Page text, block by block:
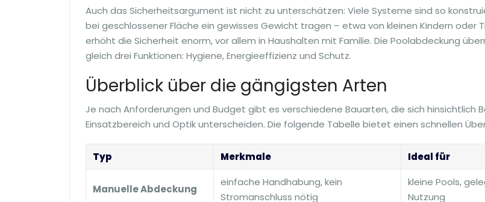
Auch das Sicherheitsargument ist nicht zu unterschätzen: Viele Systeme sind so
bei geschlossener Fläche ein gewisses Gewicht tragen – etwa von kleinen Kindern oder
erhöht die Sicherheit enorm, vor allem in Haushalten mit Familie. Die Poolabdeckung
gleich drei Funktionen: Hygiene, Energieeffizienz und Schutz.
Überblick über die gängigsten Arten
Je nach Anforderungen und Budget gibt es verschiedene Bauarten, die sich hinsichtlich
Einsatzbereich und Optik unterscheiden. Die folgende Tabelle bietet einen schnellen
Typ Merkmale Ideal für
Manuelle Abdeckung
einfache Handhabung, kein
Stromanschluss nötig
kleine Pools,
Nutzung